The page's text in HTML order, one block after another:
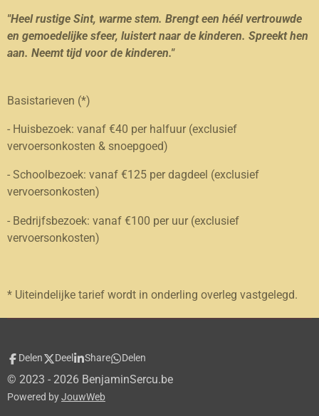
"Heel rustige Sint, warme stem. Brengt een héél vertrouwde
en gemoedelijke sfeer, luistert naar de kinderen. Spreekt hen
aan. Neemt tijd voor de kinderen."
Basistarieven (*)
- Huisbezoek: vanaf €40 per halfuur (exclusief
vervoersonkosten & snoepgoed)
- Schoolbezoek: vanaf €125 per dagdeel (exclusief
vervoersonkosten)
- Bedrijfsbezoek: vanaf €100 per uur (exclusief
vervoersonkosten)
* Uiteindelijke tarief wordt in onderling overleg vastgelegd.
Delen Deel Share Delen
© 2023 - 2026 BenjaminSercu.be
Powered byJouwWeb